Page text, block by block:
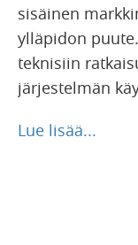
sisäinen
ylläpidon
teknisiin
järjestelmän
Lue lisää...